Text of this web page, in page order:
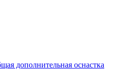
дополнительная оснастка